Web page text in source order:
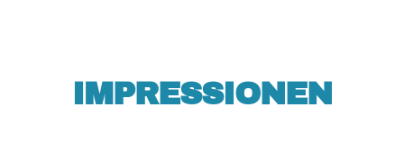
IMPRESSIONEN